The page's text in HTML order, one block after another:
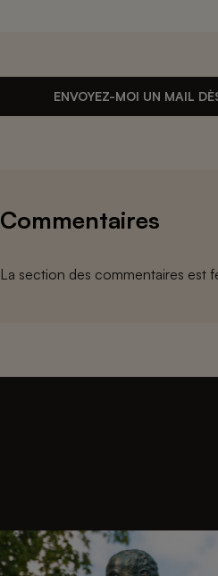
ENVOYEZ-MOI UN MAIL
Commentaires
La section des commentaires est